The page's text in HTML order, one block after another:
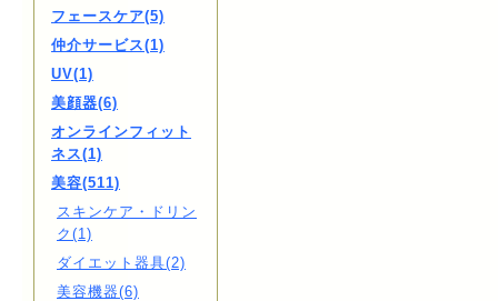
フェースケア(5)
仲介サービス(1)
UV(1)
美顔器(6)
オンラインフィット
ネス(1)
美容(511)
スキンケア・ドリン
ク(1)
ダイエット器具(2)
美容機器(6)